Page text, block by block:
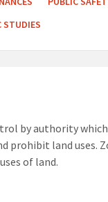
STUDIES
by authority
prohibit land uses.
of land.